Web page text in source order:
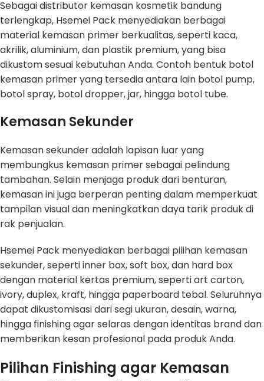
Sebagai distributor kemasan kosmetik bandung
terlengkap, Hsemei Pack menyediakan berbagai
material kemasan primer berkualitas, seperti kaca,
akrilik, aluminium, dan plastik premium, yang bisa
dikustom sesuai kebutuhan Anda. Contoh bentuk botol
kemasan primer yang tersedia antara lain botol pump,
botol spray, botol dropper, jar, hingga botol tube.
Kemasan Sekunder
Kemasan sekunder adalah lapisan luar yang
membungkus kemasan primer sebagai pelindung
tambahan. Selain menjaga produk dari benturan,
kemasan ini juga berperan penting dalam memperkuat
tampilan visual dan meningkatkan daya tarik produk di
rak penjualan.
Hsemei Pack menyediakan berbagai pilihan kemasan
sekunder, seperti inner box, soft box, dan hard box
dengan material kertas premium, seperti art carton,
ivory, duplex, kraft, hingga paperboard tebal. Seluruhnya
dapat dikustomisasi dari segi ukuran, desain, warna,
hingga finishing agar selaras dengan identitas brand dan
memberikan kesan profesional pada produk Anda.
Pilihan Finishing agar Kemasan